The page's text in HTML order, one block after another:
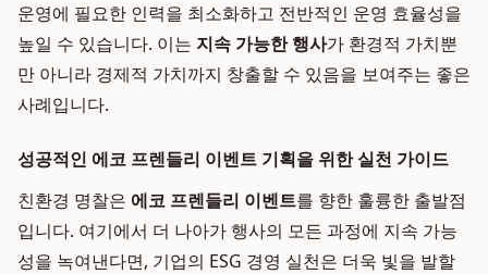
운영에 필요한 인력을 최소화하고 전반적인 운영 효율성을
높일 수 있습니다. 이는 지속 가능한 행사가 환경적 가치뿐
만 아니라 경제적 가치까지 창출할 수 있음을 보여주는 좋은
사례입니다.
성공적인 에코 프렌들리 이벤트 기획을 위한 실천 가이드
친환경 명찰은 에코 프렌들리 이벤트를 향한 훌륭한 출발점
입니다. 여기에서 더 나아가 행사의 모든 과정에 지속 가능
성을 녹여낸다면, 기업의 ESG 경영 실천은 더욱 빛을 발할